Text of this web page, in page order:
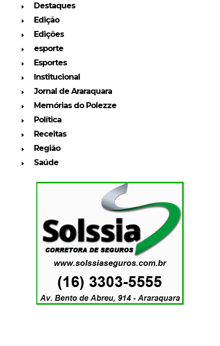
Destaques
Edição
Edições
esporte
Esportes
Institucional
Jornal de Araraquara
Memórias do Polezze
Política
Receitas
Região
Saúde